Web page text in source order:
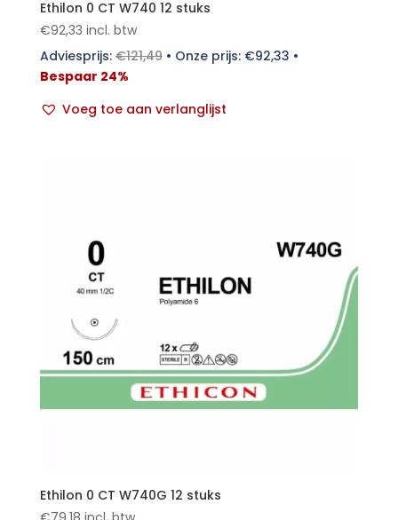
Ethilon 0 CT W740 12 stuks
€92,33 incl. btw
Adviesprijs:€121,49• Onze prijs: €92,33 •
Bespaar 24%
Voeg toe aan verlanglijst
Ethilon 0 CT W740G 12 stuks